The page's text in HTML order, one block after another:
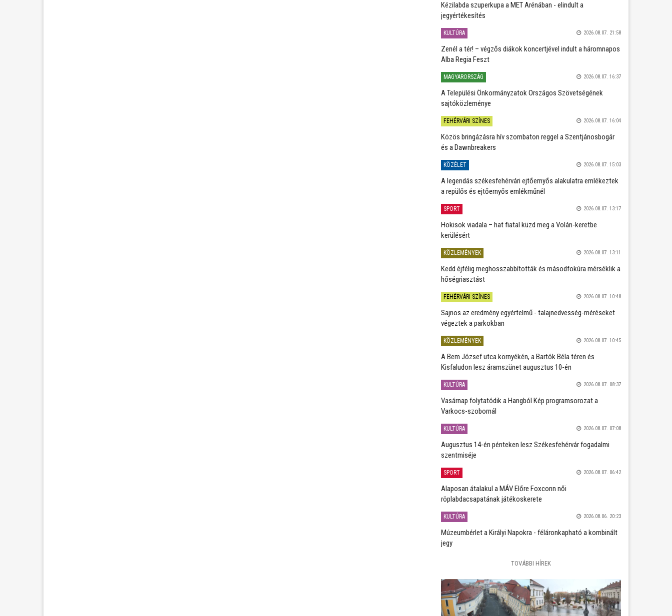
Kézilabda szuperkupa a MET Arénában - elindult a
jegyértékesítés
KULTÚRA 2026.08.07. 21:58
Zenél a tér! – végzős diákok koncertjével indult a háromnapos
Alba Regia Feszt
MAGYARORSZÁG 2026.08.07. 16:37
A Települési Önkormányzatok Országos Szövetségének
sajtóközleménye
FEHÉRVÁRI SZÍNES 2026.08.07. 16:04
Közös bringázásra hív szombaton reggel a Szentjánosbogár
és a Dawnbreakers
KÖZÉLET 2026.08.07. 15:03
A legendás székesfehérvári ejtőernyős alakulatra emlékeztek
a repülős és ejtőernyős emlékműnél
SPORT 2026.08.07. 13:17
Hokisok viadala – hat fiatal küzd meg a Volán-keretbe
kerülésért
KÖZLEMÉNYEK 2026.08.07. 13:11
Kedd éjfélig meghosszabbították és másodfokúra mérséklik a
hőségriasztást
FEHÉRVÁRI SZÍNES 2026.08.07. 10:48
Sajnos az eredmény egyértelmű - talajnedvesség-méréseket
végeztek a parkokban
KÖZLEMÉNYEK 2026.08.07. 10:45
A Bem József utca környékén, a Bartók Béla téren és
Kisfaludon lesz áramszünet augusztus 10-én
KULTÚRA 2026.08.07. 08:37
Vasárnap folytatódik a Hangból Kép programsorozat a
Varkocs-szobornál
KULTÚRA 2026.08.07. 07:08
Augusztus 14-én pénteken lesz Székesfehérvár fogadalmi
szentmiséje
SPORT 2026.08.07. 06:42
Alaposan átalakul a MÁV Előre Foxconn női
röplabdacsapatának játékoskerete
KULTÚRA 2026.08.06. 20:23
Múzeumbérlet a Királyi Napokra - féláronkapható a kombinált
jegy
TOVÁBBI HÍREK